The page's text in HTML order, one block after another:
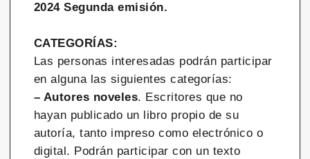
2024Segunda emisión.
CATEGORÍAS:
Las personas interesadas podrán participar
en alguna las siguientes categorías:
– Autores noveles. Escritores que no
hayan publicado un libro propio de su
autoría, tanto impreso como electrónico o
digital. Podrán participar con un texto